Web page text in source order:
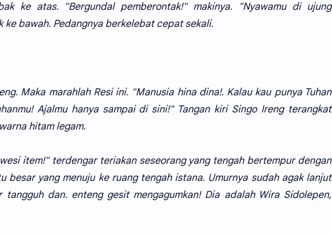
ke atas. "Bergundal pemberontak!" makinya. "Nyawamu di ujung
ke bawah. Pedangnya berkelebat cepat sekali.
Maka marahlah Resi ini. "Manusia hina dina!. Kalau kau punya Tuhan
Ajalmu hanya sampai di sini!" Tangan kiri Singo Ireng terangkat
hitam legam.
item!" terdengar teriakan seseorang yang tengah bertempur dengan
besar yang menuju ke ruang tengah istana. Umurnya sudah agak lanjut
tangguh dan. enteng gesit mengagumkan! Dia adalah Wira Sidolepen,